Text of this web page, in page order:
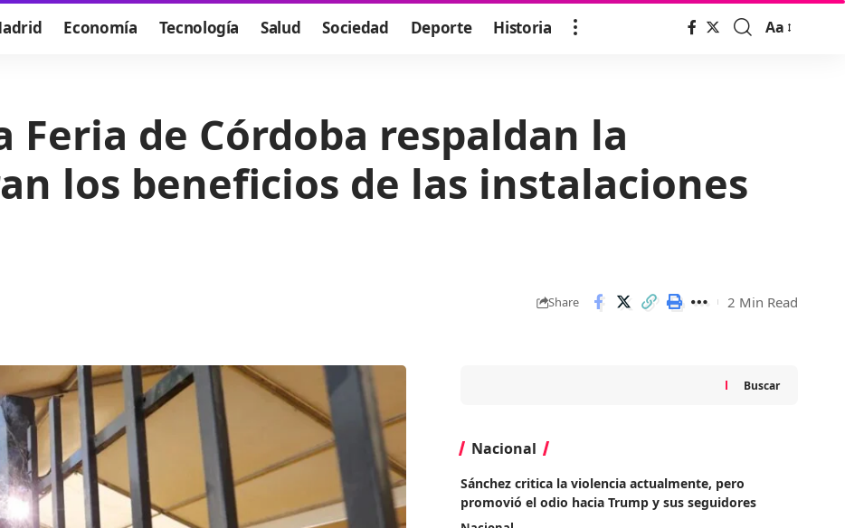
Economía Tecnología Salud Sociedad Deporte Historia
Font
Aa
Feria de Córdoba respaldan la
los beneficios de las instalaciones
Share 2 Min Read
Buscar
Nacional
Sánchez critica la violencia actualmente, pero
promovió el odio hacia Trump y sus seguidores